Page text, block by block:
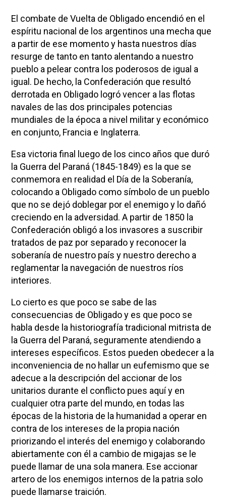
El combate de Vuelta de Obligado encendió en el
espíritu nacional de los argentinos una mecha que
a partir de ese momento y hasta nuestros días
resurge de tanto en tanto alentando a nuestro
pueblo a pelear contra los poderosos de igual a
igual. De hecho, la Confederación que resultó
derrotada en Obligado logró vencer a las flotas
navales de las dos principales potencias
mundiales de la época a nivel militar y económico
en conjunto, Francia e Inglaterra.
Esa victoria final luego de los cinco años que duró
la Guerra del Paraná (1845-1849) es la que se
conmemora en realidad el Día de la Soberanía,
colocando a Obligado como símbolo de un pueblo
que no se dejó doblegar por el enemigo y lo dañó
creciendo en la adversidad. A partir de 1850 la
Confederación obligó a los invasores a suscribir
tratados de paz por separado y reconocer la
soberanía de nuestro país y nuestro derecho a
reglamentar la navegación de nuestros ríos
interiores.
Lo cierto es que poco se sabe de las
consecuencias de Obligado y es que poco se
habla desde la historiografía tradicional mitrista de
la Guerra del Paraná, seguramente atendiendo a
intereses específicos. Estos pueden obedecer a la
inconveniencia de no hallar un eufemismo que se
adecue a la descripción del accionar de los
unitarios durante el conflicto pues aquí y en
cualquier otra parte del mundo, en todas las
épocas de la historia de la humanidad a operar en
contra de los intereses de la propia nación
priorizando el interés del enemigo y colaborando
abiertamente con él a cambio de migajas se le
puede llamar de una sola manera. Ese accionar
artero de los enemigos internos de la patria solo
puede llamarse traición.